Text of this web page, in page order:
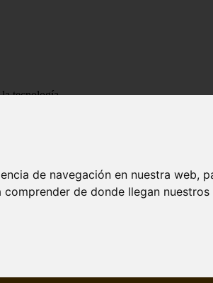
de navegación en nuestra web,
de donde llegan
tecnología